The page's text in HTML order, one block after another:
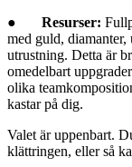
● Resurser:
med guld,
utrustning. Detta är
omedelbart
olika
kastar på dig.
Valet är uppenbart.
klättringen, eller så